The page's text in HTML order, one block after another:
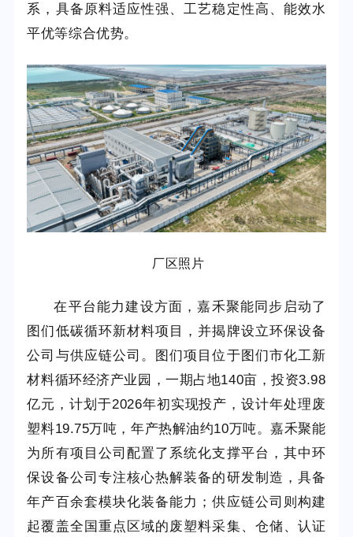
系，具备原料适应性强、工艺稳定性高、能效水
平优等综合优势。
厂区照片
在平台能力建设方面，嘉禾聚能同步启动了
图们低碳循环新材料项目，并揭牌设立环保设备
公司与供应链公司。图们项目位于图们市化工新
材料循环经济产业园，一期占地140亩，投资3.98
亿元，计划于2026年初实现投产，设计年处理废
塑料19.75万吨，年产热解油约10万吨。嘉禾聚能
为所有项目公司配置了系统化支撑平台，其中环
保设备公司专注核心热解装备的研发制造，具备
年产百余套模块化装备能力；供应链公司则构建
起覆盖全国重点区域的废塑料采集、仓储、认证